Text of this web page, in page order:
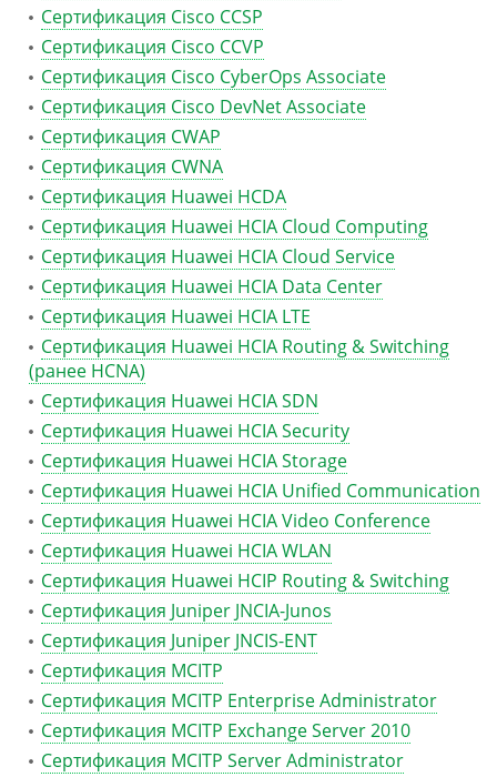
Сертификация Cisco CCSP
Сертификация Cisco CCVP
Сертификация Cisco CyberOps Associate
Сертификация Cisco DevNet Associate
Сертификация CWAP
Сертификация CWNA
Сертификация Huawei HCDA
Сертификация Huawei HCIA Cloud Computing
Сертификация Huawei HCIA Cloud Service
Сертификация Huawei HCIA Data Center
Сертификация Huawei HCIA LTE
Сертификация Huawei HCIA Routing & Switching
(ранее HCNA)
Сертификация Huawei HCIA SDN
Сертификация Huawei HCIA Security
Сертификация Huawei HCIA Storage
Сертификация Huawei HCIA Unified Communication
Сертификация Huawei HCIA Video Conference
Сертификация Huawei HCIA WLAN
Сертификация Huawei HCIP Routing & Switching
Сертификация Juniper JNCIA-Junos
Сертификация Juniper JNCIS-ENT
Сертификация MCITP
Сертификация MCITP Enterprise Administrator
Сертификация MCITP Exchange Server 2010
Сертификация MCITP Server Administrator